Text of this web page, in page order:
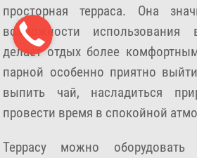
просторная терраса. Она
возможности
делает отдых более
парной особенно приятно
выпить чай, насладиться
провести время в спокойной
Террасу можно оборудовать